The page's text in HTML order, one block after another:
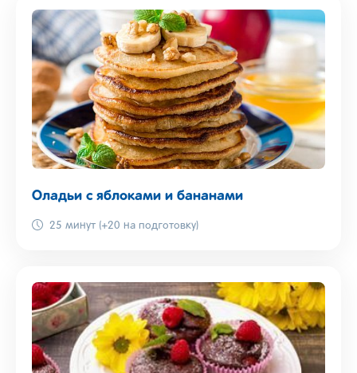
Оладьи с яблоками и бананами
25 минут (+20 на подготовку)